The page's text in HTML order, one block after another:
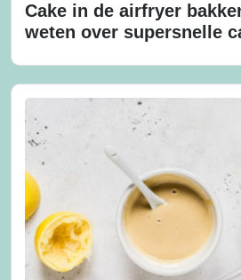
Cake in de airfryer
weten over supersnelle